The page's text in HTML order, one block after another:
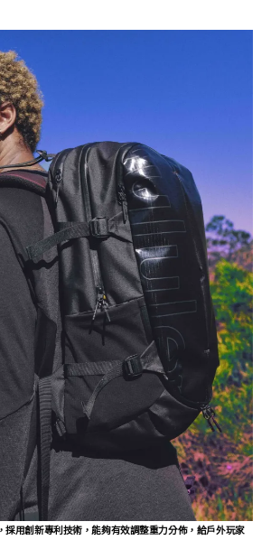
採用創新專利技術，能夠有效調整重力分佈，給戶外玩家